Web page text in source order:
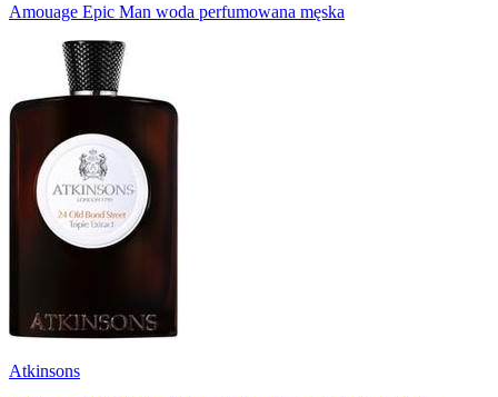
Amouage Epic Man woda perfumowana męska
Atkinsons